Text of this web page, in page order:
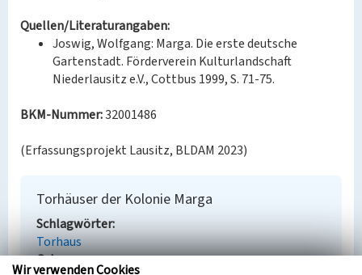
Quellen/Literaturangaben:
Joswig, Wolfgang: Marga. Die erste deutsche
Gartenstadt. Förderverein Kulturlandschaft
Niederlausitz e.V., Cottbus 1999, S. 71-75.
BKM-Nummer:32001486
(Erfassungsprojekt Lausitz, BLDAM 2023)
Torhäuser der Kolonie Marga
Schlagwörter
Torhaus
Ort
Wir verwenden Cookies